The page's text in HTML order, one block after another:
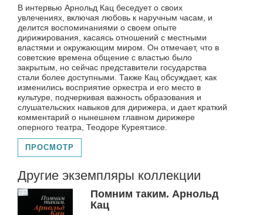
В интервью Арнольд Кац беседует о своих
увлечениях, включая любовь к наручным часам, и
делится воспоминаниями о своем опыте
дирижирования, касаясь отношений с местными
властями и окружающим миром. Он отмечает, что в
советские времена общение с властью было
закрытым, но сейчас представители государства
стали более доступными. Также Кац обсуждает, как
изменились восприятие оркестра и его место в
культуре, подчеркивая важность образования и
слушательских навыков для дирижера, и дает краткий
комментарий о нынешнем главном дирижере
оперного театра, Теодоре Куреятзисе.
ПРОСМОТР
Другие экземпляры коллекции
Помним таким. Арнольд
Кац